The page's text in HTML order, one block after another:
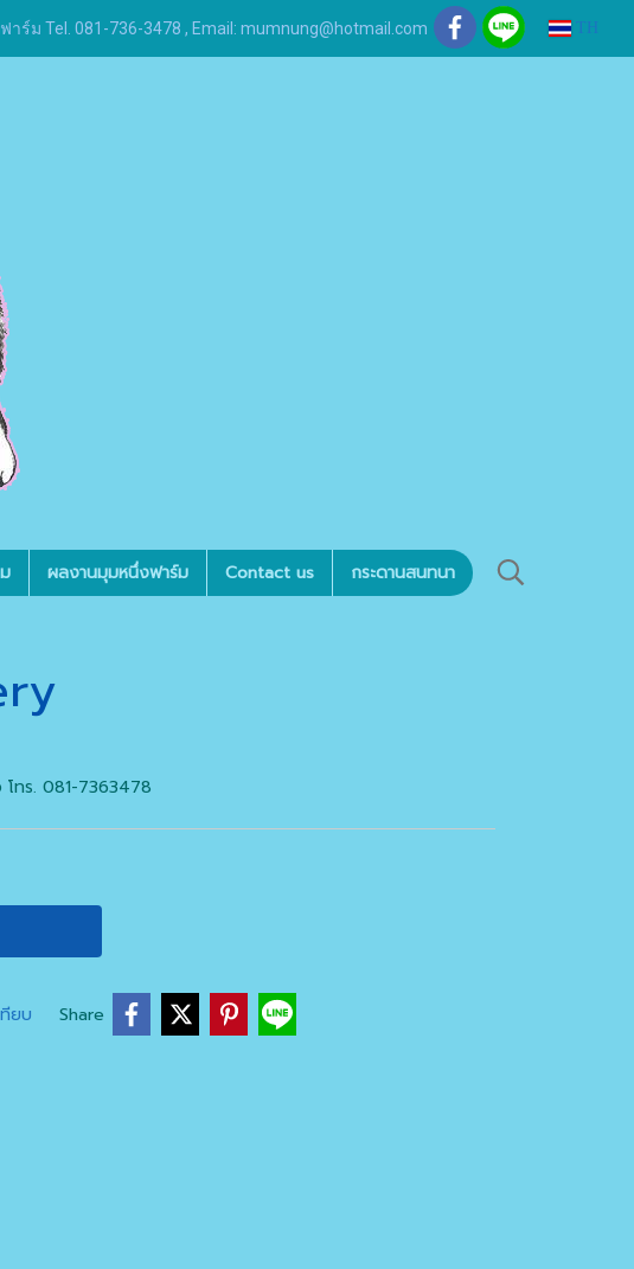
าร์ม Tel. 081-736-3478 , Email: mumnung@hotmail.com TH
ผลงานมุมหนึ่งฟาร์ม Contact us กระดานสนทนา
ทร. 081-7363478
ยบ Share